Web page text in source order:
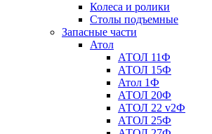
Колеса и ролики
Столы подъемные
Запасные части
Атол
АТОЛ 11Ф
АТОЛ 15Ф
Атол 1Ф
АТОЛ 20Ф
АТОЛ 22 v2Ф
АТОЛ 25Ф